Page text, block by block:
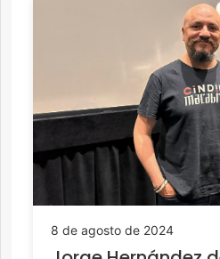
8 de agosto de 2024